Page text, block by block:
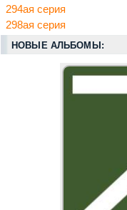
294ая серия
298ая серия
НОВЫЕ АЛЬБОМЫ: